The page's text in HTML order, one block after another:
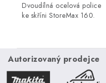
Dvoudílná ocelová police
ke skříni StoreMax 160.
Autorizovaný prodejce